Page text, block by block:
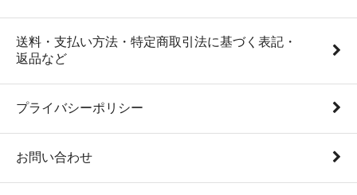
送料・支払い方法・特定商取引法に基づく表記・
返品など
プライバシーポリシー
お問い合わせ